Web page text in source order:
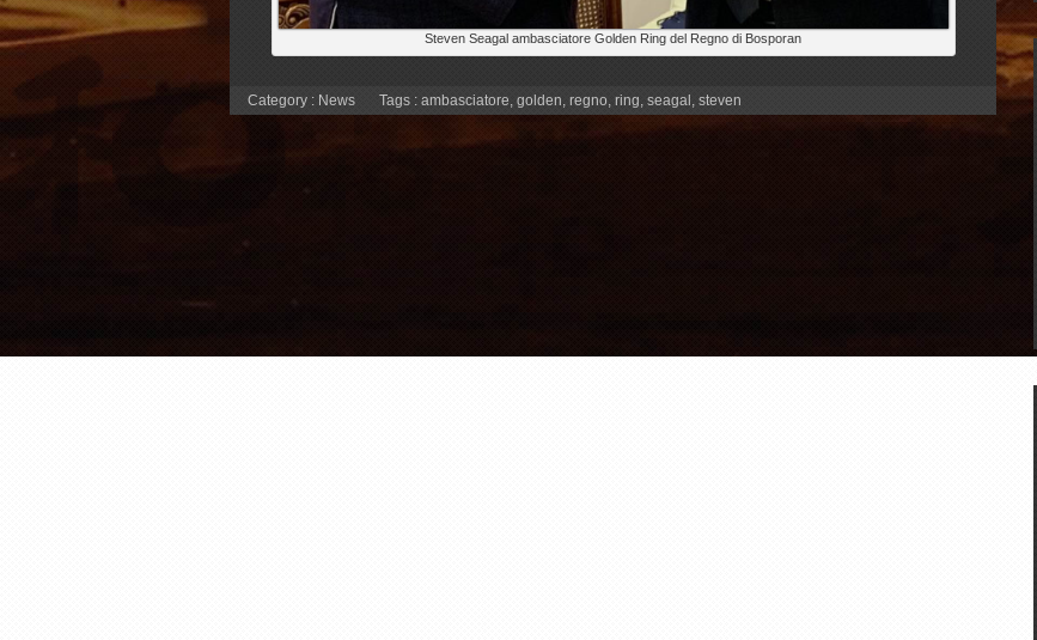
Steven Seagal ambasciatore Golden Ring del Regno di Bosporan
Category : News Tags : ambasciatore, golden, regno, ring, seagal , steven